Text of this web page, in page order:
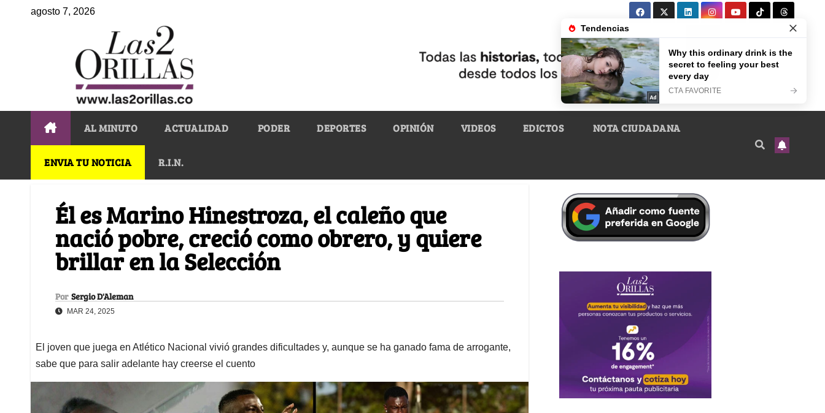
agosto 7, 2026
AL MINUTO ACTUALIDAD PODER DEPORTES OPINIÓN VIDEOS EDICTOS NOTA CIUDADANA
ENVIA TU NOTICIA R.I.N.
Él es Marino Hinestroza, el caleño que
nació pobre, creció como obrero, y quiere
brillar en la Selección
Por Sergio D'Aleman
MAR 24, 2025
El joven que juega en Atlético Nacional vivió grandes dificultades y, aunque se ha ganado fama de arrogante,
sabe que para salir adelante hay creerse el cuento